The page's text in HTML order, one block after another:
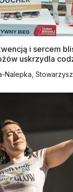
i sercem
uskrzydla
Nalepka,